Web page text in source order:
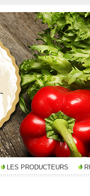
LES PRODUCTEURS